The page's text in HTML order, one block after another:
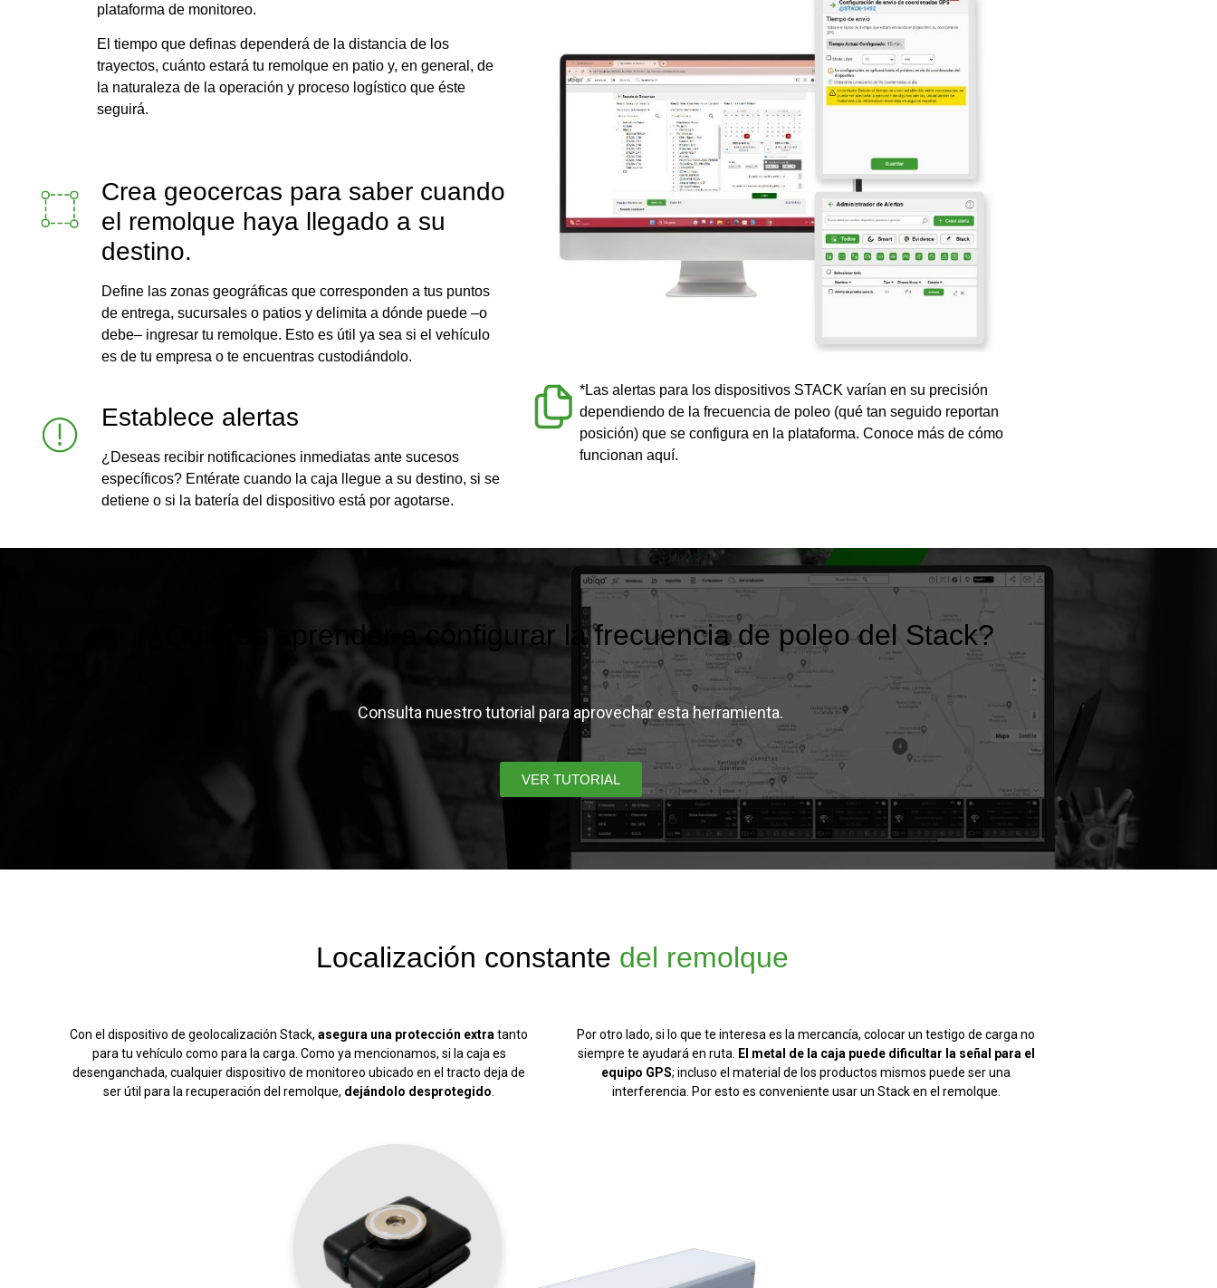
plataforma de monitoreo.
El tiempo que definas dependerá de la distancia de los
trayectos, cuánto estará tu remolque en patio y, en general, de
la naturaleza de la operación y proceso logístico que éste
seguirá.
Crea geocercas para saber cuando
el remolque haya llegado a su
destino.
Define las zonas geográficas que corresponden a tus puntos
de entrega, sucursales o patios y delimita a dónde puede –o
debe– ingresar tu remolque. Esto es útil ya sea si el vehículo
es de tu empresa o te encuentras custodiándolo.
Establece alertas
¿Deseas recibir notificaciones inmediatas ante sucesos
específicos? Entérate cuando la caja llegue a su destino, si se
detiene o si la batería del dispositivo está por agotarse.
*Las alertas para los dispositivos STACK varían en su precisión
dependiendo de la frecuencia de poleo (qué tan seguido reportan
posición) que se configura en la plataforma. Conoce más de cómo
funcionan aquí.
¿Quieres aprender a configurar la frecuencia de poleo del Stack?
Consulta nuestro tutorial para aprovechar esta herramienta.
VER TUTORIAL
Localización constante del remolque
Con el dispositivo de geolocalización Stack, asegura una protección extra tanto
para tu vehículo como para la carga. Como ya mencionamos, si la caja es
desenganchada, cualquier dispositivo de monitoreo ubicado en el tracto deja de
ser útil para la recuperación del remolque, dejándolo desprotegido
Por otro lado, si lo que te interesa es la mercancía, colocar un testigo de carga no
siempre te ayudará en ruta.
El metal de la caja puede dificultar la señal para el
equipo GPS; incluso el material de los productos mismos puede ser una
interferencia. Por esto es conveniente usar un Stack en el remolque.